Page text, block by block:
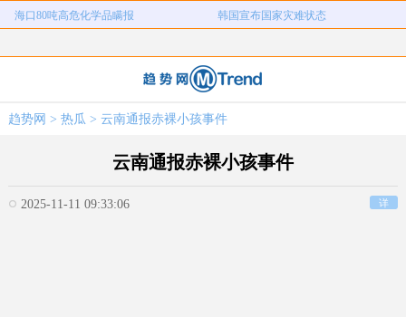
海口80吨高危化学品瞒报 韩国宣布国家灾难状态
元
女子开一天一夜空调后二氧化碳中毒 国企拖欠3700万致市政工程停工
女子用漏洞0元买了3千台电器 直播自杀日本女网红已身亡
海口80吨高危化学品瞒报 韩国宣布国家灾难状态
趋势网 > 热瓜 > 云南通报赤裸小孩事件
云南通报赤裸小孩事件
2025-11-11 09:33:06 详